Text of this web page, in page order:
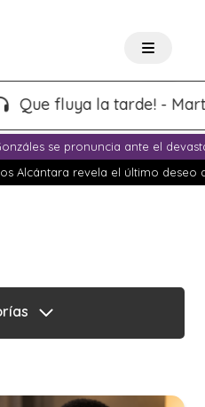
"El Wacho" |1:00PM
se pronuncia ante el
Alcántara revela el último deseo